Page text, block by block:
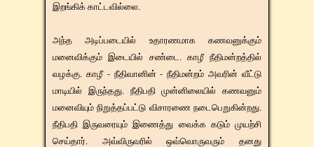
இறங்கிக் காட்டவில்லை.
அந்த அடிப்படையில் உதாரணமாக கணவனுக்கும்
மனைவிக்கும் இடையில் சண்டை. காழீ நீதிமன்றத்தில்
வழக்கு. காழீ - நீதிவானின் - நீதிமன்றம் அவரின் வீட்டு
மாடியில் இருந்தது. நீதிபதி முன்னிலையில் கணவனும்
மனைவியும் நிறுத்தப்பட்டு விசாரணை நடைபெறுகின்றது.
நீதிபதி இருவரையும் இணைத்து வைக்க கடும் முயற்சி
செய்தார். அவ்விருவரில் ஒவ்வொருவரும் தனது